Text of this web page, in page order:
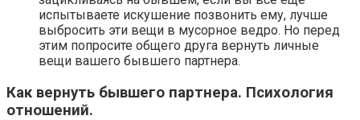
испытываете искушение позвонить ему, лучше
выбросить эти вещи в мусорное ведро. Но перед
этим попросите общего друга вернуть личные
вещи вашего бывшего партнера.
Как вернуть бывшего партнера. Психология
отношений.